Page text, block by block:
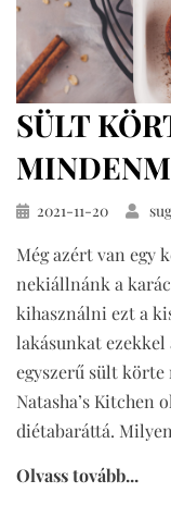
SÜLT
Közzétéve
2021-11-20
Még azért van egy
nekiállnánk a
kihasználni ezt a
lakásunkat
egyszerű sült
Natasha’s Kitchen
diétabaráttá.
Olvass tovább...